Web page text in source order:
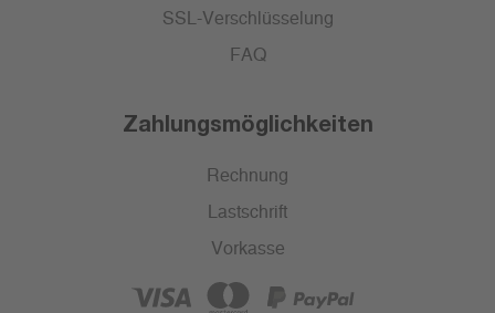
SSL-Verschlüsselung
FAQ
Zahlungsmöglichkeiten
Rechnung
Lastschrift
Vorkasse